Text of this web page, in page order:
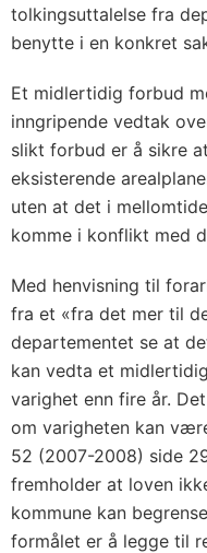
tolkingsuttalelse fra
benytte i en konkret
Et midlertidig forbud
inngripende vedtak
slikt forbud er å sikre
eksisterende
uten at det i
komme i konflikt med
Med henvisning til
fra et «fra det mer til
departementet se at
kan vedta et
varighet enn fire år.
om varigheten kan
52 (2007-2008) side
fremholder at loven
kommune kan
formålet er å legge til